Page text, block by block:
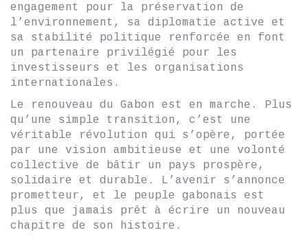
engagement pour la préservation de
l’environnement, sa diplomatie active et
sa stabilité politique renforcée en font
un partenaire privilégié pour les
investisseurs et les organisations
internationales.
Le renouveau du Gabon est en marche. Plus
qu’une simple transition, c’est une
véritable révolution qui s’opère, portée
par une vision ambitieuse et une volonté
collective de bâtir un pays prospère,
solidaire et durable. L’avenir s’annonce
prometteur, et le peuple gabonais est
plus que jamais prêt à écrire un nouveau
chapitre de son histoire.